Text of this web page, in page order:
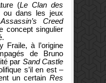
(Le Clan des
dans les jeux
Assassin’s Creed
concept singulier
Fraile, à l’origine
de Bruno
par Sand Castle
s’il en est –
un certain Res